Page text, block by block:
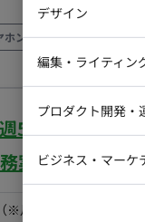
前提としたUI/UX
有の不確実性を楽
役割です。 ■業務内容 ・海外ユーザ
用までの体験設計
やすさ・継続利用率向上に
ート（最初の2回
ホンOK 従業員99名以下
5日/一部リモ
案件
（※月160時間稼働の場合
インフラエ
テストエン
デザイン
Webデザイ
ラストレー
編集・ライティン
プロダクト開発・
クトマネー
ビジネス・マーケ